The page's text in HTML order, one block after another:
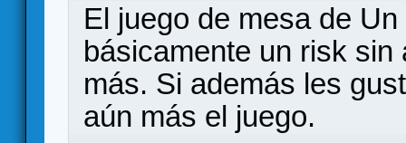
El juego de mesa de
básicamente un risk
más. Si además les
aún más el juego.